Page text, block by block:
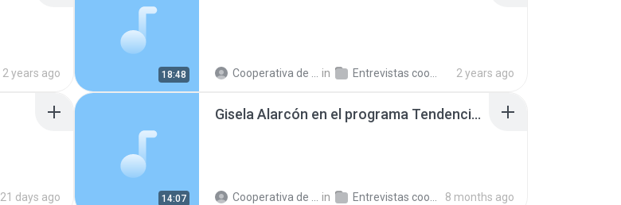
2 years ago 18:48 Cooperativa de Trabajo C. in Entrevistas cooperativistas 2 years ago
21 days ago 14:07
Gisela Alarcón en el programa Tendencias, en Radio Argentina 251107.mp3
Cooperativa de Trabajo C. in Entrevistas cooperativistas 8 months ago